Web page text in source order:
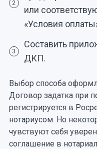
2
или
«Условия
3
Составить
ДКП.
Выбор способа
Договор задатка при
регистрируется в
нотариусом. Но
чувствуют себя
соглашение в